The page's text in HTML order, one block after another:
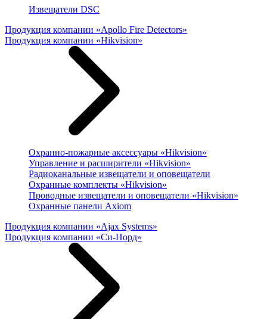
Извещатели DSC
Продукция компании «Apollo Fire Detectors»
Продукция компании «Hikvision»
Охранно-пожарные аксессуары «Hikvision»
Управление и расширители «Hikvision»
Радиоканальные извещатели и оповещатели
Охранные комплекты «Hikvision»
Проводные извещатели и оповещатели «Hikvision»
Охранные панели Axiom
Продукция компании «Ajax Systems»
Продукция компании «Си-Норд»